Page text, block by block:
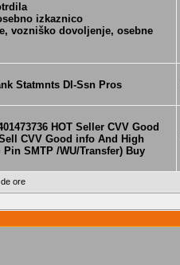
izkaznico
vozniško dovoljenje, osebne
Statmnts Dl-Ssn Pros
HOT Seller CVV Good
CVV Good info And High
SMTP /WU/Transfer) Buy
ore